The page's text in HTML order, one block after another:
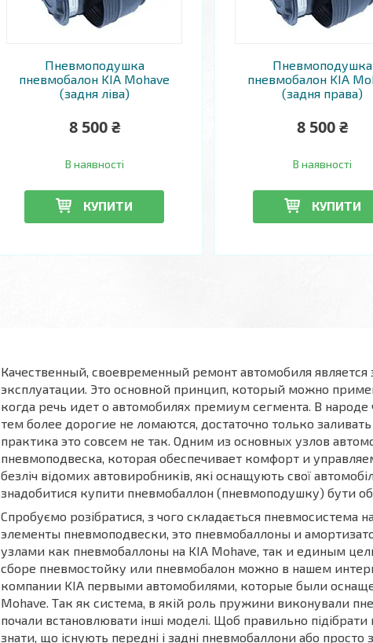
Пневмоподушка
пневмобалон KIA Mohave
(задня ліва)
8 500 ₴
В наявності
КУПИТИ
Пневмоподушка
пневмобалон KIA
(задня права)
8 500 ₴
В наявності
КУПИТИ
Качественный, своевременный ремонт автомобиля
эксплуатации. Это основной принцип, который можно
когда речь идет о автомобилях премиум сегмента. В
тем более дорогие не ломаются, достаточно только
практика это совсем не так. Одним из основных узлов
пневмоподвеска, которая обеспечивает комфорт и
безліч відомих автовиробників, які оснащують свої
знадобитися купити пневмобаллон (пневмоподушку) бути
Спробуємо розібратися, з чого складається пневмосистема
элементы пневмоподвески, это пневмобаллоны и
узлами как пневмобаллоны на KIA Mohave, так и единым
сборе пневмостойку или пневмобалон можно в нашем
компании KIA первыми автомобилями, которые были
Mohave. Так як система, в якій роль пружини виконували
почали встановлювати інші моделі. Щоб правильно
знати, що існують передні і задні пневмобаллони або